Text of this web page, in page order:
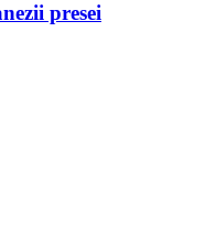
presei